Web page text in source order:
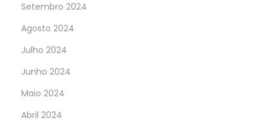
Setembro 2024
Agosto 2024
Julho 2024
Junho 2024
Maio 2024
Abril 2024